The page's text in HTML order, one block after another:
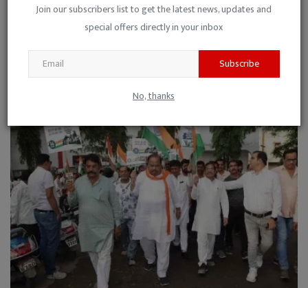
Join our subscribers list to get the latest news, updates and
special offers directly in your inbox
Subscribe
No, thanks
बढ़ते अपराधों ने उड़ाई पुलिस की नींद, एसपी अमले के साथ ...
0